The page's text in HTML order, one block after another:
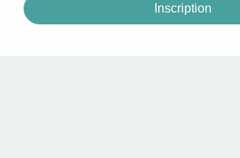
Inscription